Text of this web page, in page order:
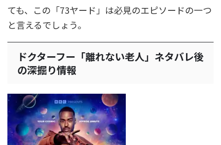
ても、この「73ヤード」は必見のエピソードの一つ
と言えるでしょう。
ドクターフー「離れない老人」ネタバレ後
の深掘り情報